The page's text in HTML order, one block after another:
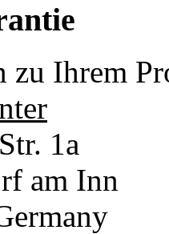
zu Ihrem
1a
am Inn